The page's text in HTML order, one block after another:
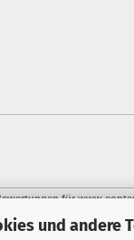
und andere
für
Bester